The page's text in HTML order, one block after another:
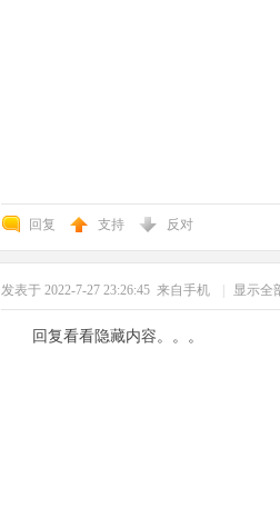
回复 支持 反对
发表于 2022-7-27 23:26:45 来自手机 显示全
回复看看隐藏内容。。。